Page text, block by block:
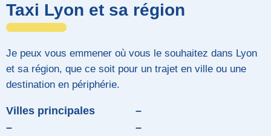
Taxi Lyon et sa région
Je peux vous emmener où vous le souhaitez dans Lyon
et sa région, que ce soit pour un trajet en ville ou une
destination en périphérie.
Villes principales
–
–
–